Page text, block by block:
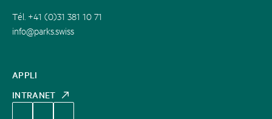
APPLI
INTRANET
Tél. +41 (0)31 381 10 71
info@parks.swiss